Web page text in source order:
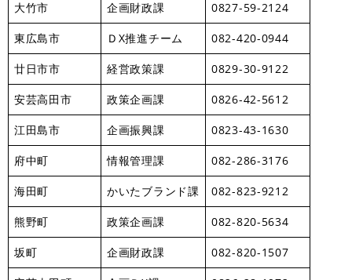
大竹市 企画財政課 0827-59-2124
東広島市 ＤX推進チーム 082-420-0944
廿日市市 経営政策課 0829-30-9122
安芸高田市 政策企画課 0826-42-5612
江田島市 企画振興課 0823-43-1630
府中町 情報管理課 082-286-3176
海田町 かいたブランド課 082-823-9212
熊野町 政策企画課 082-820-5634
坂町 企画財政課 082-820-1507